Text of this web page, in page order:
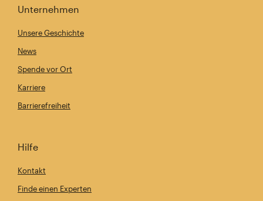
Unternehmen
Unsere Geschichte
News
Spende vor Ort
Karriere
Barrierefreiheit
Hilfe
Kontakt
Finde einen Experten